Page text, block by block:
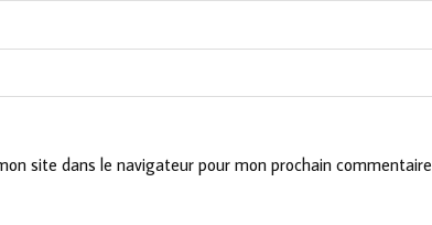
site dans le navigateur pour mon prochain